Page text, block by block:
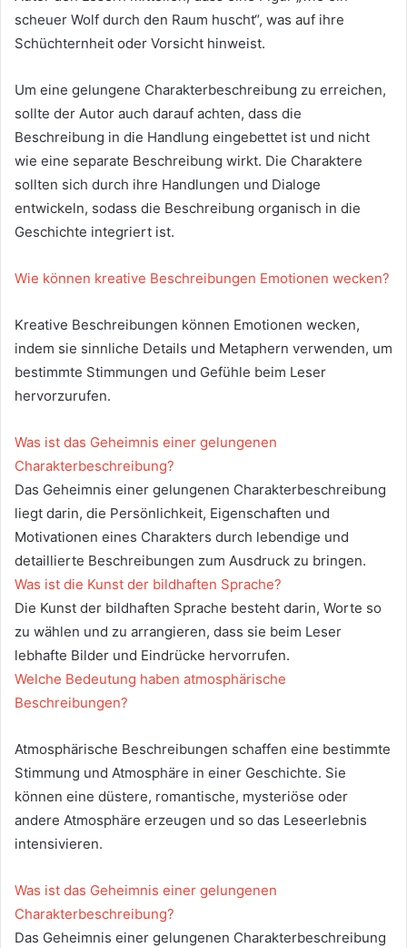
scheuer Wolf durch den Raum huscht“, was auf ihre
Schüchternheit oder Vorsicht hinweist.
Um eine gelungene Charakterbeschreibung zu erreichen,
sollte der Autor auch darauf achten, dass die
Beschreibung in die Handlung eingebettet ist und nicht
wie eine separate Beschreibung wirkt. Die Charaktere
sollten sich durch ihre Handlungen und Dialoge
entwickeln, sodass die Beschreibung organisch in die
Geschichte integriert ist.
Wie können kreative Beschreibungen Emotionen wecken?
Kreative Beschreibungen können Emotionen wecken,
indem sie sinnliche Details und Metaphern verwenden, um
bestimmte Stimmungen und Gefühle beim Leser
hervorzurufen.
Was ist das Geheimnis einer gelungenen
Charakterbeschreibung?
Das Geheimnis einer gelungenen Charakterbeschreibung
liegt darin, die Persönlichkeit, Eigenschaften und
Motivationen eines Charakters durch lebendige und
detaillierte Beschreibungen zum Ausdruck zu bringen.
Was ist die Kunst der bildhaften Sprache?
Die Kunst der bildhaften Sprache besteht darin, Worte so
zu wählen und zu arrangieren, dass sie beim Leser
lebhafte Bilder und Eindrücke hervorrufen.
Welche Bedeutung haben atmosphärische
Beschreibungen?
Atmosphärische Beschreibungen schaffen eine bestimmte
Stimmung und Atmosphäre in einer Geschichte. Sie
können eine düstere, romantische, mysteriöse oder
andere Atmosphäre erzeugen und so das Leseerlebnis
intensivieren.
Was ist das Geheimnis einer gelungenen
Charakterbeschreibung?
Das Geheimnis einer gelungenen Charakterbeschreibung